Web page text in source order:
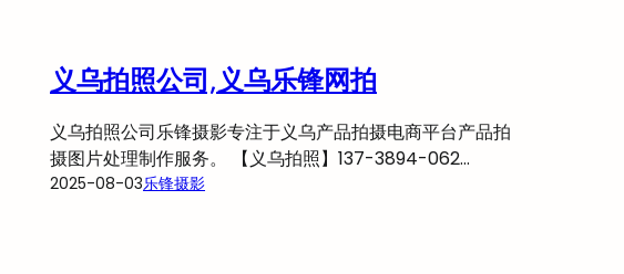
义乌拍照公司,义乌乐锋网拍
义乌拍照公司乐锋摄影专注于义乌产品拍摄电商平台产品拍
摄图片处理制作服务。 【义乌拍照】137-3894-062…
2025-08-03乐锋摄影